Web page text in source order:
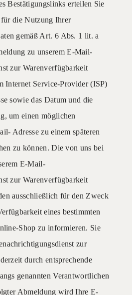
Bestätigungslinks erteilen Sie
die Nutzung Ihrer
gemäß Art. 6 Abs. 1 lit. a
zu unserem E-Mail-
zur Warenverfügbarkeit
Internet Service-Provider (ISP)
sowie das Datum und die
um einen möglichen
Adresse zu einem späteren
zu können. Die von uns bei
E-Mail-
zur Warenverfügbarkeit
ausschließlich für den Zweck
eines bestimmten
Shop zu informieren. Sie
zur
durch entsprechende
genannten Verantwortlichen
Abmeldung wird Ihre E-